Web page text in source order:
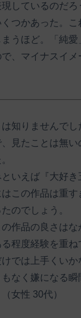
しているのだろ
つかあった。
うほど。「純愛
、マイナスイメ
知りませんでし
見たことは無い
いえば『大好き
この作品は重す
のでしょう。
作品の良さは
程度経験を重
では上手くいか
なく嫌になる
女性 30代）